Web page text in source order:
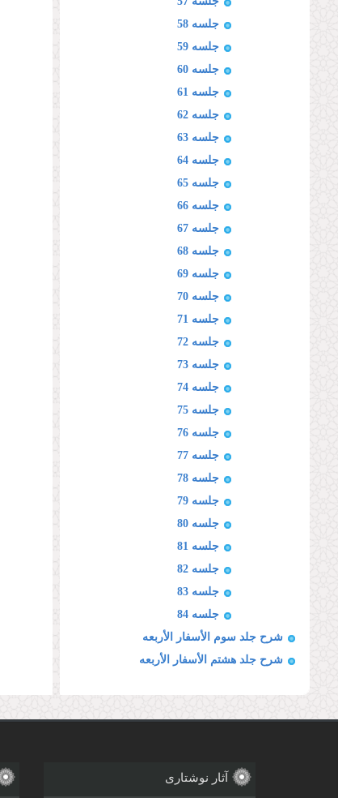
جلسه 58
جلسه 59
جلسه 60
جلسه 61
جلسه 62
جلسه 63
جلسه 64
جلسه 65
جلسه 66
جلسه 67
جلسه 68
جلسه 69
جلسه 70
جلسه 71
جلسه 72
جلسه 73
جلسه 74
جلسه 75
جلسه 76
جلسه 77
جلسه 78
جلسه 79
جلسه 80
جلسه 81
جلسه 82
جلسه 83
جلسه 84
شرح جلد سوم الأسفار الأربعه
شرح جلد هشتم الأسفار الأربعه
آثار نوشتاری